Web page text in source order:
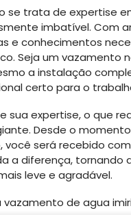
se trata de expertise
imbatível. Com
e conhecimentos
Seja um vazamento
a instalação
certo para o
sua expertise, o que
Desde o
você será recebido
a diferença, tornando
leve e agradável.